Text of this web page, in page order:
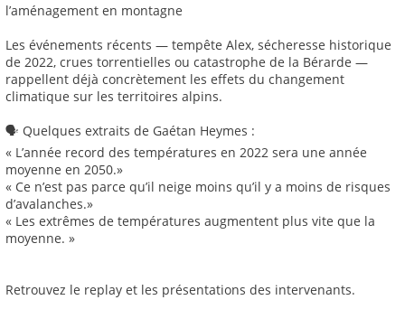
l’aménagement en montagne
Les événements récents — tempête Alex, sécheresse historique
de 2022, crues torrentielles ou catastrophe de la Bérarde —
rappellent déjà concrètement les effets du changement
climatique sur les territoires alpins.
🗣️ Quelques extraits de Gaétan Heymes :
« L’année record des températures en 2022 sera une année
moyenne en 2050.»
« Ce n’est pas parce qu’il neige moins qu’il y a moins de risques
d’avalanches.»
« Les extrêmes de températures augmentent plus vite que la
moyenne. »
Retrouvez le replay et les présentations des intervenants.